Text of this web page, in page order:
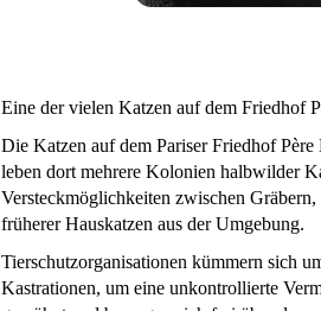
Eine der vielen Katzen auf dem Friedhof
Die Katzen auf dem Pariser Friedhof Père
leben dort mehrere Kolonien halbwilder
Versteckmöglichkeiten zwischen
früherer Hauskatzen aus der Umgebung.
Tierschutzorganisationen kümmern sich
Kastrationen, um eine unkontrollierte